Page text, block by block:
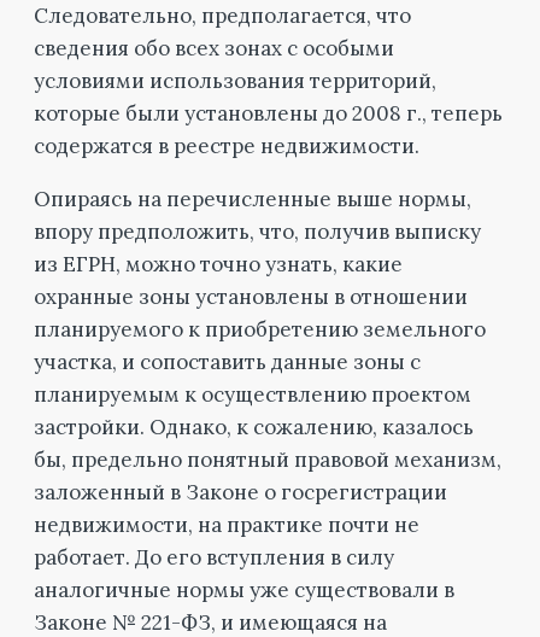
Следовательно, предполагается, что
сведения обо всех зонах с особыми
условиями использования территорий,
которые были установлены до 2008 г., теперь
содержатся в реестре недвижимости.
Опираясь на перечисленные выше нормы,
впору предположить, что, получив выписку
из ЕГРН, можно точно узнать, какие
охранные зоны установлены в отношении
планируемого к приобретению земельного
участка, и сопоставить данные зоны с
планируемым к осуществлению проектом
застройки. Однако, к сожалению, казалось
бы, предельно понятный правовой механизм,
заложенный в Законе о госрегистрации
недвижимости, на практике почти не
работает. До его вступления в силу
аналогичные нормы уже существовали в
Законе № 221-ФЗ, и имеющаяся на